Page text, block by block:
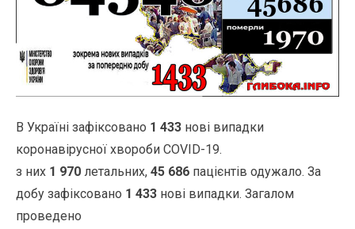
В Україні зафіксовано 1 433 нові випадки
коронавірусної хвороби COVID-19.
з них 1 970 летальних, 45 686 пацієнтів одужало. За
добу зафіксовано 1 433 нові випадки. Загалом
проведено